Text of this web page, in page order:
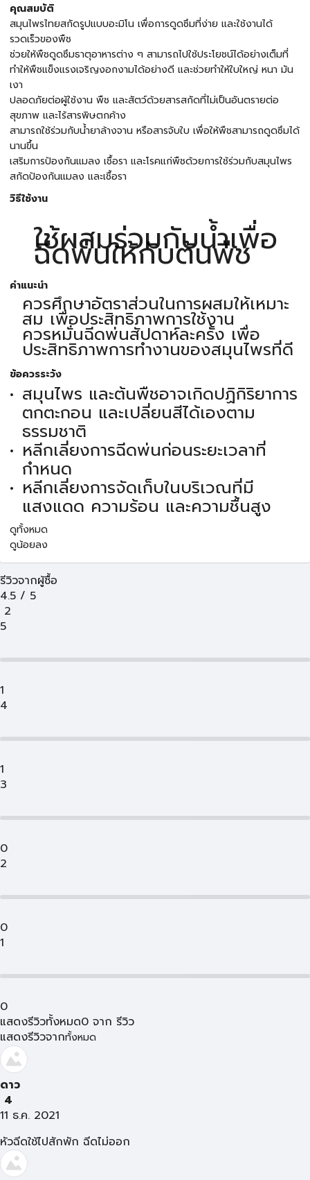
คุณสมบัติ
สมุนไพรไทยสกัดรูปแบบอะมิโน เพื่อการดูดซึมที่ง่าย และใช้งานได้
รวดเร็วของพืช
ช่วยให้พืชดูดซึมธาตุอาหารต่าง ๆ สามารถไปใช้ประโยชน์ได้อย่างเต็มที่
ทำให้พืชแข็งแรงเจริญงอกงามได้อย่างดี และช่วยทำให้ใบใหญ่ หนา มัน
เงา
ปลอดภัยต่อผู้ใช้งาน พืช และสัตว์ด้วยสารสกัดที่ไม่เป็นอันตรายต่อ
สุขภาพ และไร้สารพิษตกค้าง
สามารถใช้ร่วมกับน้ำยาล้างจาน หรือสารจับใบ เพื่อให้พืชสามารถดูดซึมได้
นานขึ้น
เสริมการป้องกันแมลง เชื้อรา และโรคแก่พืชด้วยการใช้ร่วมกับสมุนไพร
สกัดป้องกันแมลง และเชื้อรา
วิธีใช้งาน
ใช้ผสมร่วมกับน้ำเพื่อ
ฉีดพ่นให้กับต้นพืช
คำแนะนำ
ควรศึกษาอัตราส่วนในการผสมให้เหมาะ
สม เพื่อประสิทธิภาพการใช้งาน
ควรหมั่นฉีดพ่นสัปดาห์ละครั้ง เพื่อ
ประสิทธิภาพการทำงานของสมุนไพรที่ดี
ข้อควรระวัง
สมุนไพร และต้นพืชอาจเกิดปฏิกิริยาการ
ตกตะกอน และเปลี่ยนสีได้เองตาม
ธรรมชาติ
หลีกเลี่ยงการฉีดพ่นก่อนระยะเวลาที่
กำหนด
หลีกเลี่ยงการจัดเก็บในบริเวณที่มี
แสงแดด ความร้อน และความชื้นสูง
ดูทั้งหมด
ดูน้อยลง
รีวิวจากผู้ซื้อ
4.5 / 5
2
5
1
4
1
3
0
2
0
1
0
แสดงรีวิวทั้งหมด0 จาก รีวิว
แสดงรีวิวจากทั้งหมด
ดาว
4
11 ธ.ค. 2021
หัวฉีดใช้ไปสักพัก ฉีดไม่ออก